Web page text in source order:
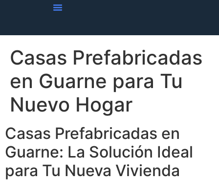
Casas Prefabricadas
en Guarne para Tu
Nuevo Hogar
Casas Prefabricadas en
Guarne: La Solución Ideal
para Tu Nueva Vivienda